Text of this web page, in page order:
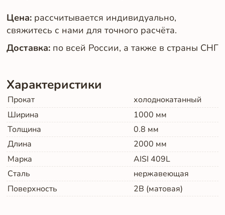
Цена: рассчитывается индивидуально,
свяжитесь с нами для точного расчёта.
Доставка: по всей России, а также в страны СНГ
Характеристики
Прокат
холоднокатанный
Ширина
1000 мм
Толщина
0.8 мм
Длина
2000 мм
Марка
AISI 409L
Сталь
нержавеющая
Поверхность
2B (матовая)